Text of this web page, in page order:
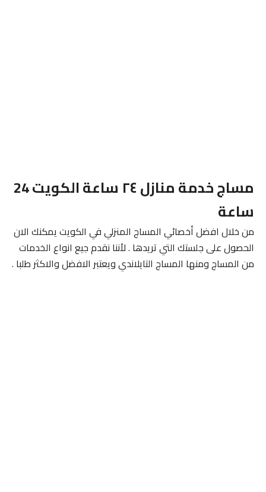
مساج خدمة منازل ٢٤ ساعة الكويت 24
ساعة
من خلال افضل أخصائي المساج المنزلي في الكويت يمكنك الان
الحصول على جلستك التي تريدها . لأننا نقدم جيع انواع الخدمات
من المساج ومنها المساج التايلاندي ويعتبر الافضل والاكثر طلبا .